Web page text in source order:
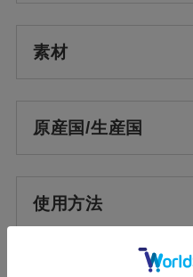
素材
原産国/生産国
使用方法